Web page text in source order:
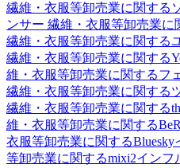
繊維・衣服等卸売業に関する
ンサー 繊維・衣服等卸売業に
繊維・衣服等卸売業に関する
繊維・衣服等卸売業に関する
維・衣服等卸売業に関するフ
繊維・衣服等卸売業に関する
繊維・衣服等卸売業に関する
維・衣服等卸売業に関する
衣服等卸売業に関するBluesky
等卸売業に関するmixi2インフ